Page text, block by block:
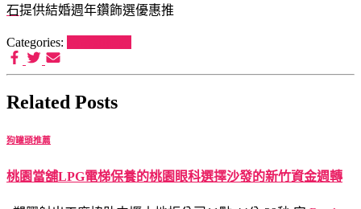
石提供結婚週年鑽飾選優惠推
Categories:
Related Posts
狗罐頭推薦
桃園當舖LPG電梯保養的桃園眼科選擇沙發的新竹資金週轉